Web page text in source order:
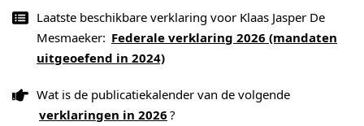
Laatste beschikbare verklaring voor Klaas Jasper De
Mesmaeker: Federale verklaring 2026 (mandaten
uitgeoefend in 2024)
Wat is de publicatiekalender van de volgende
verklaringen in 2026 ?